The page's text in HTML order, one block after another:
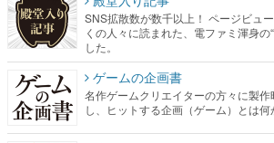
ゲームの企画書
名作ゲームクリエイターの方々に製
し、ヒットする企画（ゲーム）とは
赫本
この物語を解いてはいけない。『赫
をした短編ホラー小説集です。